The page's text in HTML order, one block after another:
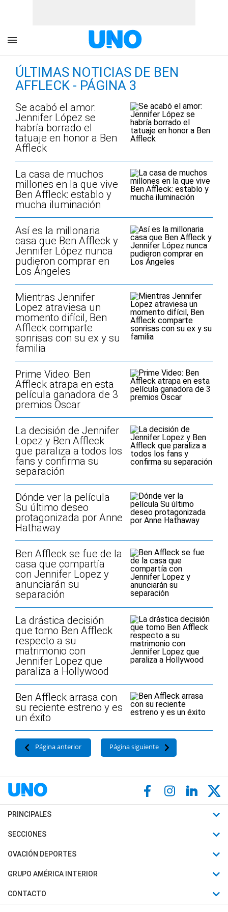
ÚLTIMAS NOTICIAS DE BEN
AFFLECK - PÁGINA 3
Se acabó el amor:
Jennifer López se
habría borrado el
tatuaje en honor a Ben
Affleck
La casa de muchos
millones en la que vive
Ben Affleck: establo y
mucha iluminación
Así es la millonaria
casa que Ben Affleck y
Jennifer López nunca
pudieron comprar en
Los Ángeles
Mientras Jennifer
Lopez atraviesa un
momento difícil, Ben
Affleck comparte
sonrisas con su ex y su
familia
Prime Video: Ben
Affleck atrapa en esta
película ganadora de 3
premios Oscar
La decisión de Jennifer
Lopez y Ben Affleck
que paraliza a todos los
fans y confirma su
separación
Dónde ver la película
Su último deseo
protagonizada por Anne
Hathaway
Ben Affleck se fue de la
casa que compartía
con Jennifer Lopez y
anunciarán su
separación
La drástica decisión
que tomo Ben Affleck
respecto a su
matrimonio con
Jennifer Lopez que
paraliza a Hollywood
Ben Affleck arrasa con
su reciente estreno y es
un éxito
Página anterior Página siguiente
PRINCIPALES
Últimas Noticias
Política
Judiciales
SECCIONES
Horóscopo
Motores
Trucos caseros
OVACIÓN DEPORTES
Fútbol
Mundial
Automovilismo
GRUPO AMÉRICA INTERIOR
Canal 7 en Vivo
CONTACTO